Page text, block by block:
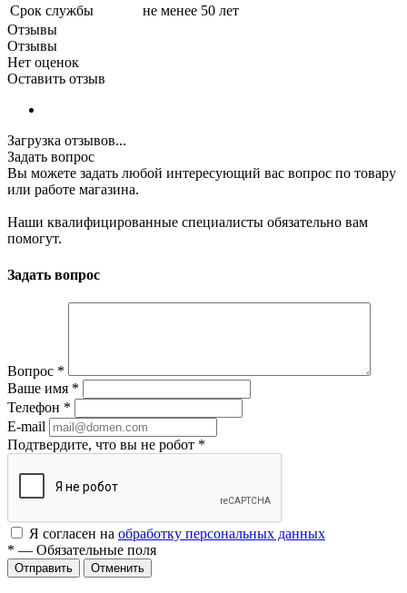
Срок службы
не менее 50 лет
Отзывы
Отзывы
Нет оценок
Оставить отзыв
Загрузка отзывов...
Задать вопрос
Вы можете задать любой интересующий вас вопрос по товару
или работе магазина.
Наши квалифицированные специалисты обязательно вам
помогут.
Задать вопрос
Вопрос *
Ваше имя *
Телефон *
E-mail
Подтвердите, что вы не робот *
Я согласен на обработку персональных данных
* — Обязательные поля
Отменить